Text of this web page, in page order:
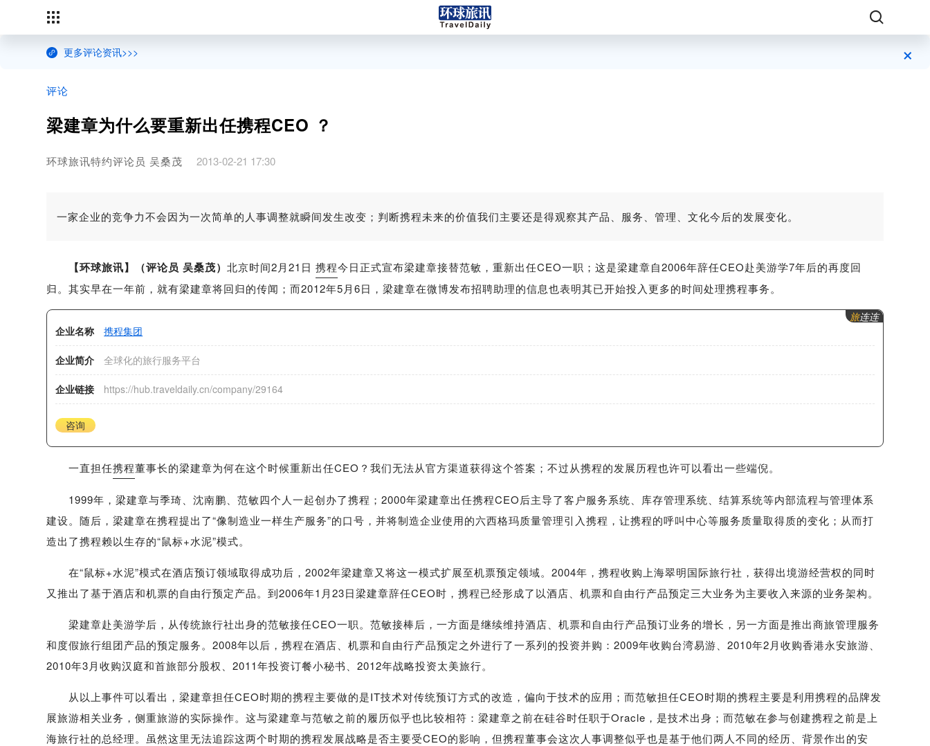
更多评论资讯>>> ×
评论
梁建章为什么要重新出任携程CEO ？
环球旅讯特约评论员 吴桑茂 2013-02-21 17:30
一家企业的竞争力不会因为一次简单的人事调整就瞬间发生改变；判断携程未来的价值我们主要还是得观察其产品、服务、管理、文化今后的发展变化。
【环球旅讯】（评论员 吴桑茂）北京时间2月21日携程今日正式宣布梁建章接替范敏，重新出任CEO一职；这是梁建章自2006年辞任CEO赴美游学7年后的再度回
归。其实早在一年前，就有梁建章将回归的传闻；而2012年5月6日，梁建章在微博发布招聘助理的信息也表明其已开始投入更多的时间处理携程事务。
旅连连
企业名称
携程集团
企业简介 全球化的旅行服务平台
企业链接 https://hub.traveldaily.cn/company/29164
咨询
一直担任携程董事长的梁建章为何在这个时候重新出任CEO？我们无法从官方渠道获得这个答案；不过从携程的发展历程也许可以看出一些端倪。
1999年，梁建章与季琦、沈南鹏、范敏四个人一起创办了携程；2000年梁建章出任携程CEO后主导了客户服务系统、库存管理系统、结算系统等内部流程与管理体系
建设。随后，梁建章在携程提出了“像制造业一样生产服务”的口号，并将制造企业使用的六西格玛质量管理引入携程，让携程的呼叫中心等服务质量取得质的变化；从而打
造出了携程赖以生存的“鼠标+水泥”模式。
在“鼠标+水泥”模式在酒店预订领域取得成功后，2002年梁建章又将这一模式扩展至机票预定领域。2004年，携程收购上海翠明国际旅行社，获得出境游经营权的同时
又推出了基于酒店和机票的自由行预定产品。到2006年1月23日梁建章辞任CEO时，携程已经形成了以酒店、机票和自由行产品预定三大业务为主要收入来源的业务架构。
梁建章赴美游学后，从传统旅行社出身的范敏接任CEO一职。范敏接棒后，一方面是继续维持酒店、机票和自由行产品预订业务的增长，另一方面是推出商旅管理服务
和度假旅行组团产品的预定服务。2008年以后，携程在酒店、机票和自由行产品预定之外进行了一系列的投资并购：2009年收购台湾易游、2010年2月收购香港永安旅游、
2010年3月收购汉庭和首旅部分股权、2011年投资订餐小秘书、2012年战略投资太美旅行。
从以上事件可以看出，梁建章担任CEO时期的携程主要做的是IT技术对传统预订方式的改造，偏向于技术的应用；而范敏担任CEO时期的携程主要是利用携程的品牌发
展旅游相关业务，侧重旅游的实际操作。这与梁建章与范敏之前的履历似乎也比较相符：梁建章之前在硅谷时任职于Oracle，是技术出身；而范敏在参与创建携程之前是上
海旅行社的总经理。虽然这里无法追踪这两个时期的携程发展战略是否主要受CEO的影响，但携程董事会这次人事调整似乎也是基于他们两人不同的经历、背景作出的安